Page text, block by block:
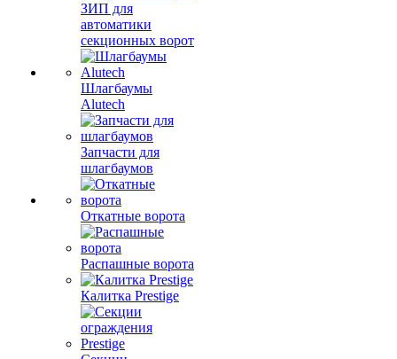
ЗИП для
автоматики
секционных ворот
Шлагбаумы
Alutech
Запчасти для
шлагбаумов
Откатные ворота
Распашные ворота
Калитка Prestige